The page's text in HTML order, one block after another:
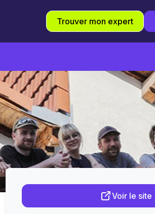
Trouver mon expert
Voir le site